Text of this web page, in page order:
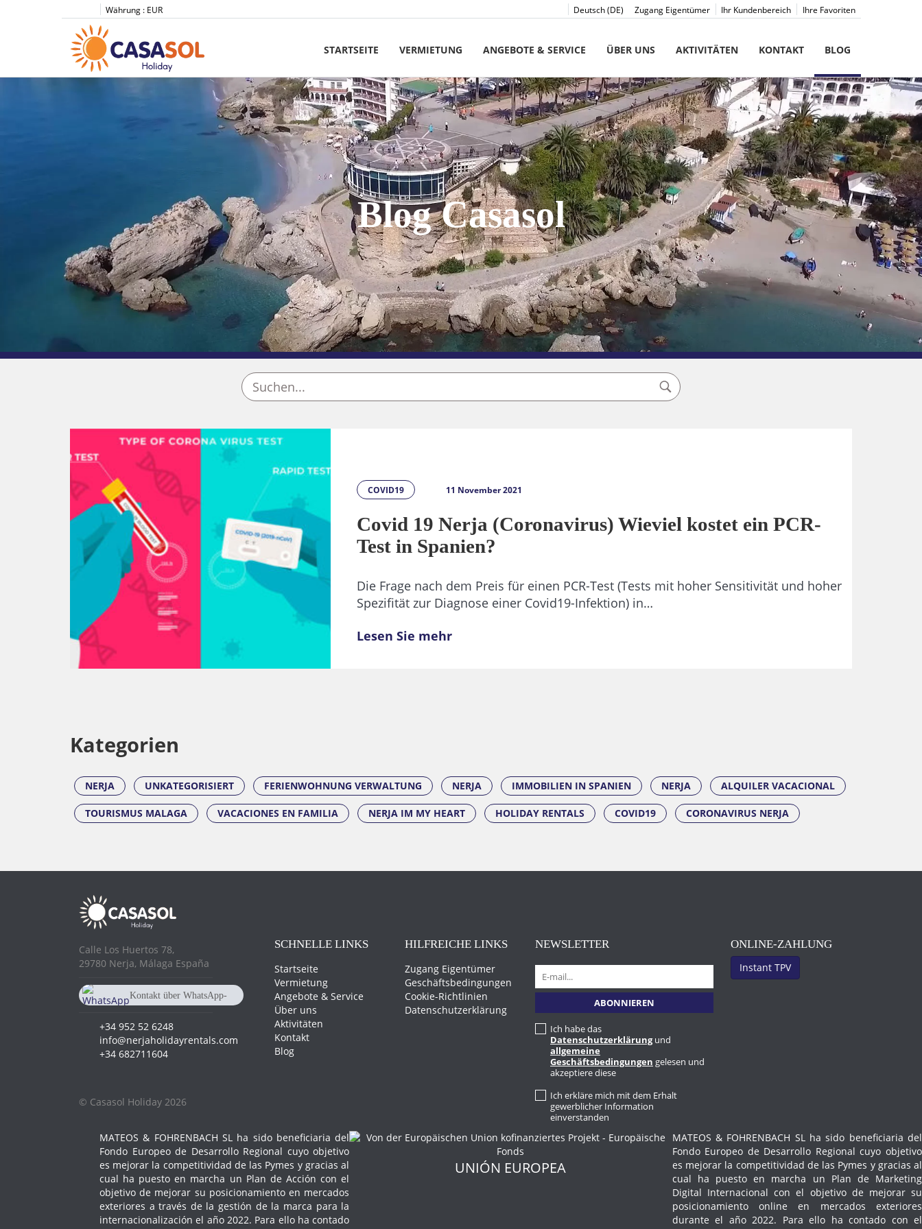
Währung : EUR Ihre Favoriten
Ihr Kundenbereich
Zugang Eigentümer
Deutsch (DE)
STARTSEITE VERMIETUNG ANGEBOTE & SERVICE ÜBER UNS AKTIVITÄTEN KONTAKT BLOG
Blog Casasol
COVID19 11 November 2021
Covid 19 Nerja (Coronavirus) Wieviel kostet ein PCR-
Test in Spanien?
Die Frage nach dem Preis für einen PCR-Test (Tests mit hoher Sensitivität und hoher
Spezifität zur Diagnose einer Covid19-Infektion) in…
Lesen Sie mehr
Kategorien
NERJA UNKATEGORISIERT FERIENWOHNUNG VERWALTUNG NERJA IMMOBILIEN IN SPANIEN NERJA ALQUILER VACACIONAL
TOURISMUS MALAGA VACACIONES EN FAMILIA NERJA IM MY HEART HOLIDAY RENTALS COVID19 CORONAVIRUS NERJA
Calle Los Huertos 78,
29780 Nerja, Málaga España
Kontakt über WhatsApp-
+34 952 52 6248
info@nerjaholidayrentals.com
+34 682711604
© Casasol Holiday 2026
SCHNELLE LINKS
Startseite
Vermietung
Angebote & Service
Über uns
Aktivitäten
Kontakt
Blog
HILFREICHE LINKS
Zugang Eigentümer
Geschäftsbedingungen
Cookie-Richtlinien
Datenschutzerklärung
NEWSLETTER
Ich habe das
Datenschutzerklärungund
allgemeine
Geschäftsbedingungen gelesen und
akzeptiere diese
Ich erkläre mich mit dem Erhalt
gewerblicher Information
einverstanden
ONLINE-ZAHLUNG
Instant TPV
MATEOS & FOHRENBACH SL ha sido beneficiaria del
Fondo Europeo de Desarrollo Regional cuyo objetivo
es mejorar la competitividad de las Pymes y gracias al
cual ha puesto en marcha un Plan de Acción con el
objetivo de mejorar su posicionamiento en mercados
exteriores a través de la gestión de la marca para la
internacionalización el año 2022. Para ello ha contado
UNIÓN EUROPEA
MATEOS & FOHRENBACH SL ha sido beneficiaria del
Fondo Europeo de Desarrollo Regional cuyo objetivo
es mejorar la competitividad de las Pymes y gracias al
cual ha puesto en marcha un Plan de Marketing
Digital Internacional con el objetivo de mejorar su
posicionamiento online en mercados exteriores
durante el año 2022. Para ello ha contado con el